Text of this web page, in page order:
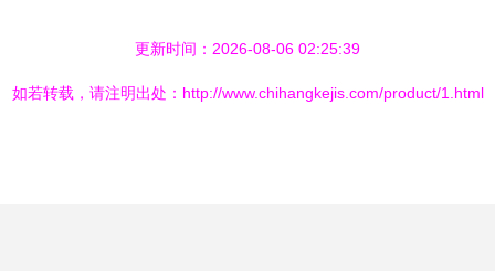
更新时间：2026-08-06 02:25:39
如若转载，请注明出处：http://www.chihangkejis.com/product/1.html